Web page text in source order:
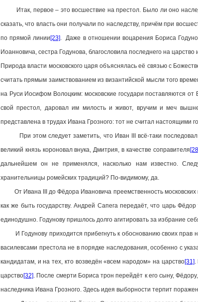
Итак, первое – это восшествие на престол. Было ли оно
сказать, что власть они получали по наследству, причём при
по прямой линии[23]. Даже в отношении воцарения Бориса
Иоанновича, сестра Годунова, благословила последнего на
Природа власти московского царя объяснялась её связью с
считать прямым заимствованием из византийской мысли того
на Руси Иосифом Волоцким: московские государи поставляются
свой престол, даровал им милость и живот, вручим и меч
представлена в трудах Ивана Грозного: тот не считал
При этом следует заметить, что Иван III всё-таки последовал
великий князь короновал внука, Дмитрия, в качестве соправителя
дальнейшем он не применялся, насколько нам известно.
хранительницы ромейских традиций? По-видимому, да.
От Ивана III до Фёдора Ивановича преемственность московских
как же быть государству. Андрей Сапега передаёт, что царь
единодушно. Годунову пришлось долго агитировать за избрание
И Годунову приходится прибегнуть к обоснованию своих прав
василевсами престола не в порядке наследования, особенно с
кандидатам, и на тех, кто возведён «всем народом» на царство[31].
царство[32]. После смерти Бориса трон перейдёт к его сыну,
наследника Ивана Грозного. Здесь идея выборности терпит